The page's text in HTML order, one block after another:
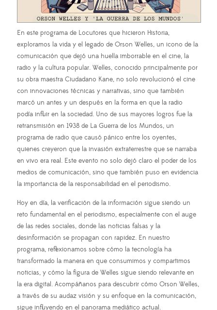
En este programa de Locutores que hicieron Historia,
exploramos la vida y el legado de Orson Welles, un icono de la
comunicación que dejó una huella imborrable en el cine, la
radio y la cultura popular. Welles, conocido principalmente por
su obra maestra Ciudadano Kane, no solo revolucionó el cine
con innovaciones técnicas y narrativas, sino que también
marcó un antes y un después en la forma en que la radio
podía influir en la sociedad. Uno de sus mayores logros fue la
retransmisión en 1938 de La Guerra de los Mundos, un
programa de radio que causó pánico entre los oyentes,
quienes creyeron que la invasión extraterrestre que se narraba
en vivo era real. Este evento no solo dejó claro el poder de los
medios de comunicación, sino que también puso en evidencia
la importancia de la responsabilidad en el periodismo.
Hoy en día, la verificación de la información sigue siendo un
reto fundamental en el periodismo, especialmente con el auge
de las redes sociales, donde las noticias falsas y la
desinformación se propagan con rapidez. En nuestro
programa, reflexionamos sobre cómo la tecnología ha
transformado la manera en que consumimos y compartimos
noticias, y cómo la figura de Welles sigue siendo relevante en
la era digital. Acompáñanos para descubrir cómo Orson Welles,
a través de su audaz visión y su enfoque en la comunicación,
sigue influyendo en el panorama mediático actual.